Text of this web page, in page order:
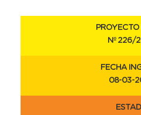
PROYECTO
Nº 226/
FECHA
08-03-